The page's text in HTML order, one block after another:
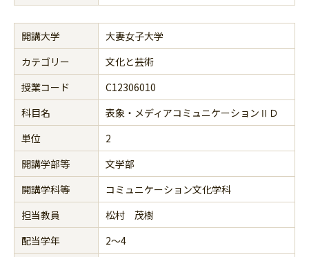
開講大学
大妻女子大学
カテゴリー
文化と芸術
授業コード
C12306010
科目名
表象・メディアコミュニケーションⅡＤ
単位
2
開講学部等
文学部
開講学科等
コミュニケーション文化学科
担当教員
松村 茂樹
配当学年
2～4